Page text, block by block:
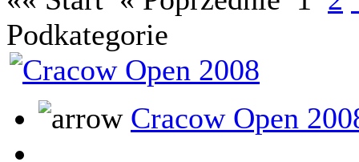
Podkategorie
Cracow Open